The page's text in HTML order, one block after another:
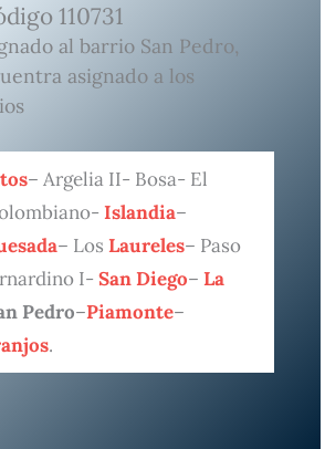
110731
al barrio San Pedro,
asignado a los
– Argelia II- Bosa- El
Islandia–
– Los Laureles– Paso
I- San Diego– La
Pedro–Piamonte–
.